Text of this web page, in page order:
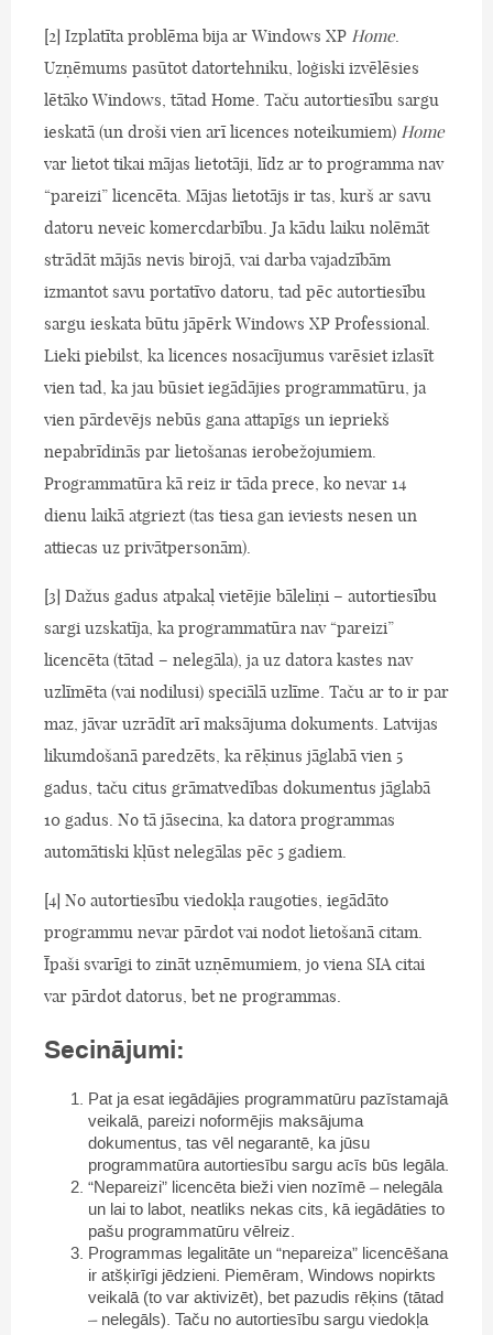
[2] Izplatīta problēma bija ar Windows XP Home.
Uzņēmums pasūtot datortehniku, loģiski izvēlēsies
lētāko Windows, tātad Home. Taču autortiesību sargu
ieskatā (un droši vien arī licences noteikumiem) Home
var lietot tikai mājas lietotāji, līdz ar to programma nav
“pareizi” licencēta. Mājas lietotājs ir tas, kurš ar savu
datoru neveic komercdarbību. Ja kādu laiku nolēmāt
strādāt mājās nevis birojā, vai darba vajadzībām
izmantot savu portatīvo datoru, tad pēc autortiesību
sargu ieskata būtu jāpērk Windows XP Professional.
Lieki piebilst, ka licences nosacījumus varēsiet izlasīt
vien tad, ka jau būsiet iegādājies programmatūru, ja
vien pārdevējs nebūs gana attapīgs un iepriekš
nepabrīdinās par lietošanas ierobežojumiem.
Programmatūra kā reiz ir tāda prece, ko nevar 14
dienu laikā atgriezt (tas tiesa gan ieviests nesen un
attiecas uz privātpersonām).
[3] Dažus gadus atpakaļ vietējie bāleliņi – autortiesību
sargi uzskatīja, ka programmatūra nav “pareizi”
licencēta (tātad – nelegāla), ja uz datora kastes nav
uzlīmēta (vai nodilusi) speciālā uzlīme. Taču ar to ir par
maz, jāvar uzrādīt arī maksājuma dokuments. Latvijas
likumdošanā paredzēts, ka rēķinus jāglabā vien 5
gadus, taču citus grāmatvedības dokumentus jāglabā
10 gadus. No tā jāsecina, ka datora programmas
automātiski kļūst nelegālas pēc 5 gadiem.
[4] No autortiesību viedokļa raugoties, iegādāto
programmu nevar pārdot vai nodot lietošanā citam.
Īpaši svarīgi to zināt uzņēmumiem, jo viena SIA citai
var pārdot datorus, bet ne programmas.
Secinājumi:
Pat ja esat iegādājies programmatūru pazīstamajā
veikalā, pareizi noformējis maksājuma
dokumentus, tas vēl negarantē, ka jūsu
programmatūra autortiesību sargu acīs būs legāla.
“Nepareizi” licencēta bieži vien nozīmē – nelegāla
un lai to labot, neatliks nekas cits, kā iegādāties to
pašu programmatūru vēlreiz.
Programmas legalitāte un “nepareiza” licencēšana
ir atšķirīgi jēdzieni. Piemēram, Windows nopirkts
veikalā (to var aktivizēt), bet pazudis rēķins (tātad
– nelegāls). Taču no autortiesību sargu viedokļa